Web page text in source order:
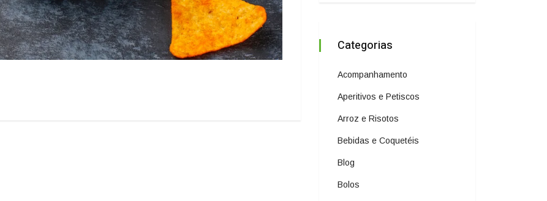
Arroz Branco Classico
20 de junho de 2023
Categorias
Acompanhamento
Aperitivos e Petiscos
Arroz e Risotos
Bebidas e Coquetéis
Blog
Bolos